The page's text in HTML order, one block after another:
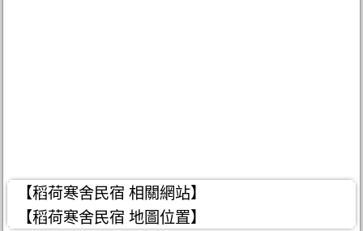
【稻荷寒舍民宿 相關網站】
【稻荷寒舍民宿 地圖位置】